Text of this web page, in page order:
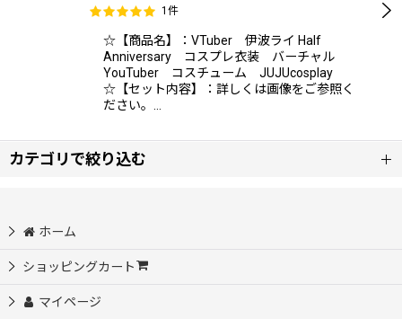
1 件
☆【商品名】：VTuber 伊波ライ Half
Anniversary コスプレ衣装 バーチャル
YouTuber コスチューム JUJUcosplay
☆【セット内容】：詳しくは画像をご参照く
ださい。…
カテゴリで絞り込む
ブルーアーカイブ コスプレ衣装
プロジェクトセカイ コスプレ衣装
ホーム
ショッピングカート
マイページ